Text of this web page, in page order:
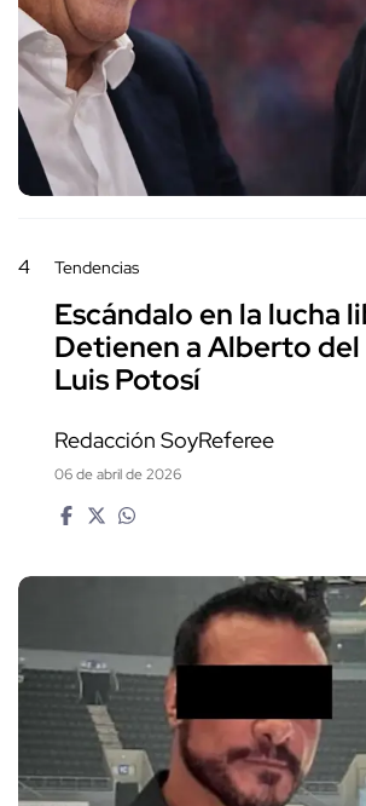
4 Tendencias
Escándalo en la lucha
Detienen a Alberto del
Luis Potosí
Redacción SoyReferee
06 de abril de 2026